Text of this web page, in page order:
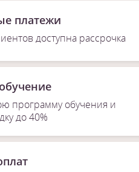
платежи
доступна рассрочка
программу обучения и
до 40%